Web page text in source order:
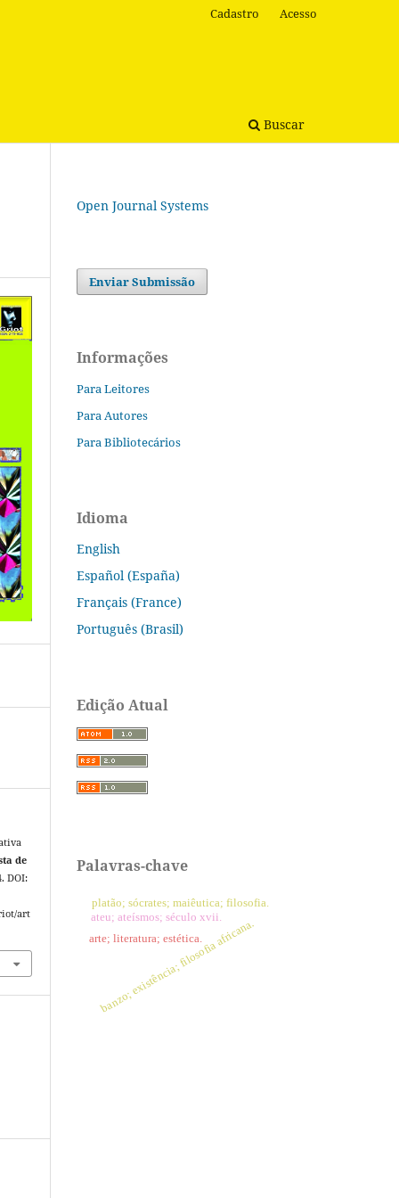
Buscar
Cadastro Acesso
de
DOI:
art
Open Journal Systems
Enviar Submissão
Informações
Para Leitores
Para Autores
Para Bibliotecários
Idioma
English
Español (España)
Français (France)
Português (Brasil)
Edição Atual
Palavras-chave
banzo; existência; filosofia africana.
arte; literatura; estética.
ateu; ateísmos; século xvii.
platão; sócrates; maiêutica; filosofia.